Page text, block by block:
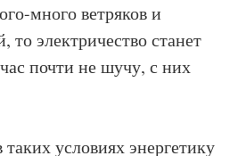
много ветряков и
то электричество станет
почти не шучу, с них
условиях энергетику